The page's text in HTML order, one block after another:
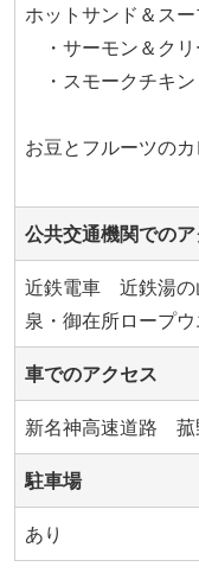
ホットサンド＆
・サーモン＆ク
・スモークチキ
お豆とフルーツ
公共交通機関での
近鉄電車 近鉄湯
泉・御在所ロープ
車でのアクセス
新名神高速道路
駐車場
あり